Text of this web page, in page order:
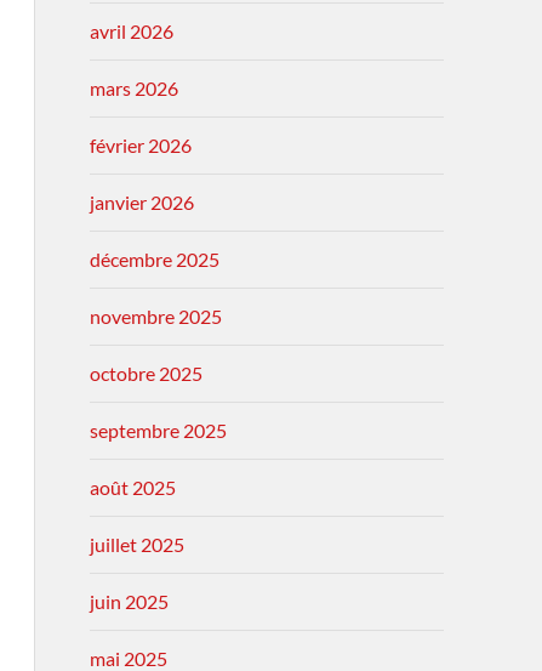
avril 2026
mars 2026
février 2026
janvier 2026
décembre 2025
novembre 2025
octobre 2025
septembre 2025
août 2025
juillet 2025
juin 2025
mai 2025